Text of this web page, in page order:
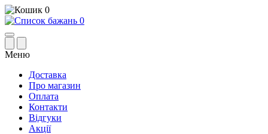
0
0
Меню
Доставка
Про магазин
Оплата
Контакти
Відгуки
Акції